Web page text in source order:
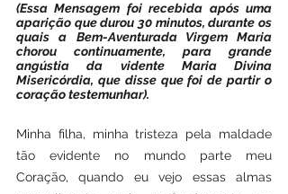
(Essa Mensagem foi recebida após uma
aparição que durou 30 minutos, durante os
quais a Bem-Aventurada Virgem Maria
chorou continuamente, para grande
angústia da vidente Maria Divina
Misericórdia, que disse que foi de partir o
coração testemunhar).
Minha filha, minha tristeza pela maldade
tão evidente no mundo parte meu
Coração, quando eu vejo essas almas